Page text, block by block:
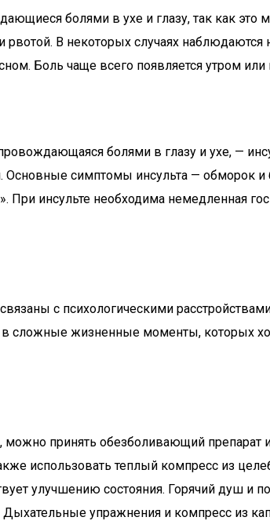
болями в ухе и глазу, так как это
В некоторых случаях
Боль чаще всего появляется утром
болями в глазу и ухе, —
симптомы инсульта — обморок
инсульте необходима немедленная
с психологическими
в сложные жизненные моменты, которых
принять обезболивающий
использовать теплый компресс из
улучшению состояния. Горячий душ и
упражнения и компресс из